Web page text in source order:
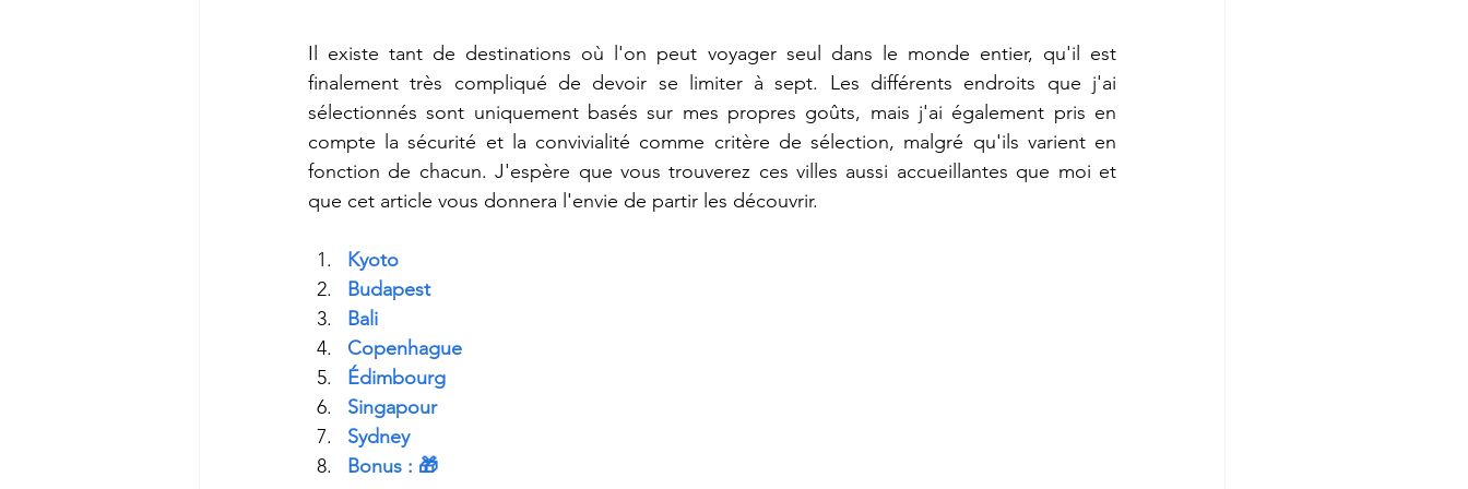
Il existe tant de destinations où l'on peut voyager seul dans le monde entier, qu'il est
finalement très compliqué de devoir se limiter à sept. Les différents endroits que j'ai
sélectionnés sont uniquement basés sur mes propres goûts, mais j'ai également pris en
compte la sécurité et la convivialité comme critère de sélection, malgré qu'ils varient en
fonction de chacun. J'espère que vous trouverez ces villes aussi accueillantes que moi et
que cet article vous donnera l'envie de partir les découvrir.
Kyoto
Budapest
Bali
Copenhague
Édimbourg
Singapour
Sydney
Bonus : 🎁